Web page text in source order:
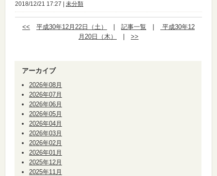
2018/12/21 17:27 | 未分類
<< 平成30年12月22日（土） 記事一覧
平成30年12
月20日（木）
>>
アーカイブ
2026年08月
2026年07月
2026年06月
2026年05月
2026年04月
2026年03月
2026年02月
2026年01月
2025年12月
2025年11月